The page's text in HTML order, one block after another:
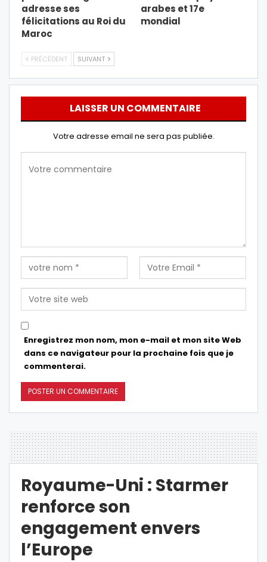
adresse ses
félicitations au Roi du
Maroc
arabes et 17e
mondial
PRÉCÉDENT SUIVANT
LAISSER UN COMMENTAIRE
Votre adresse email ne sera pas publiée.
Enregistrez mon nom, mon e-mail et mon site Web
dans ce navigateur pour la prochaine fois que je
commenterai.
Royaume-Uni : Starmer
renforce son
engagement envers
l’Europe